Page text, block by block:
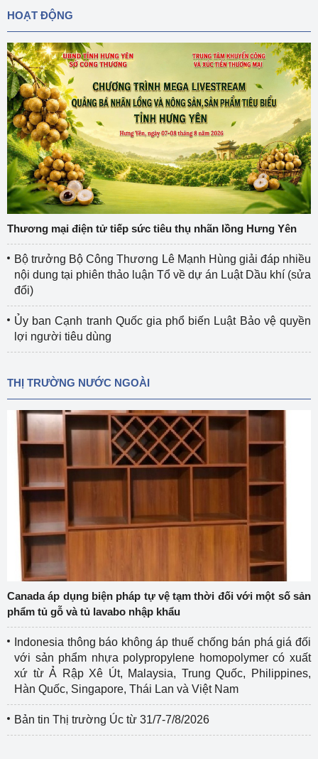
HOẠT ĐỘNG
Thương mại điện tử tiếp sức tiêu thụ nhãn lồng Hưng Yên
Bộ trưởng Bộ Công Thương Lê Mạnh Hùng giải đáp nhiều
nội dung tại phiên thảo luận Tổ về dự án Luật Dầu khí (sửa
đổi)
Ủy ban Cạnh tranh Quốc gia phổ biến Luật Bảo vệ quyền
lợi người tiêu dùng
THỊ TRƯỜNG NƯỚC NGOÀI
Canada áp dụng biện pháp tự vệ tạm thời đối với một số sản
phẩm tủ gỗ và tủ lavabo nhập khẩu
Indonesia thông báo không áp thuế chống bán phá giá đối
với sản phẩm nhựa polypropylene homopolymer có xuất
xứ từ Ả Rập Xê Út, Malaysia, Trung Quốc, Philippines,
Hàn Quốc, Singapore, Thái Lan và Việt Nam
Bản tin Thị trường Úc từ 31/7-7/8/2026